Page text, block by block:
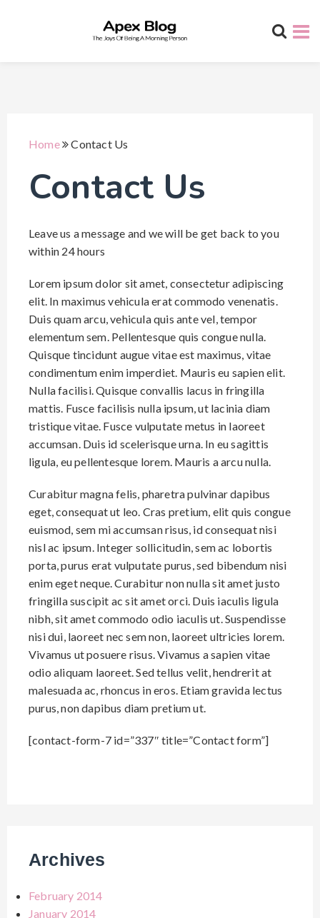
Home Contact Us
Contact Us
Leave us a message and we will be get back to you
within 24 hours
Lorem ipsum dolor sit amet, consectetur adipiscing
elit. In maximus vehicula erat commodo venenatis.
Duis quam arcu, vehicula quis ante vel, tempor
elementum sem. Pellentesque quis congue nulla.
Quisque tincidunt augue vitae est maximus, vitae
condimentum enim imperdiet. Mauris eu sapien elit.
Nulla facilisi. Quisque convallis lacus in fringilla
mattis. Fusce facilisis nulla ipsum, ut lacinia diam
tristique vitae. Fusce vulputate metus in laoreet
accumsan. Duis id scelerisque urna. In eu sagittis
ligula, eu pellentesque lorem. Mauris a arcu nulla.
Curabitur magna felis, pharetra pulvinar dapibus
eget, consequat ut leo. Cras pretium, elit quis congue
euismod, sem mi accumsan risus, id consequat nisi
nisl ac ipsum. Integer sollicitudin, sem ac lobortis
porta, purus erat vulputate purus, sed bibendum nisi
enim eget neque. Curabitur non nulla sit amet justo
fringilla suscipit ac sit amet orci. Duis iaculis ligula
nibh, sit amet commodo odio iaculis ut. Suspendisse
nisi dui, laoreet nec sem non, laoreet ultricies lorem.
Vivamus ut posuere risus. Vivamus a sapien vitae
odio aliquam laoreet. Sed tellus velit, hendrerit at
malesuada ac, rhoncus in eros. Etiam gravida lectus
purus, non dapibus diam pretium ut.
[contact-form-7 id=”337″ title=”Contact form”]
Archives
February 2014
January 2014